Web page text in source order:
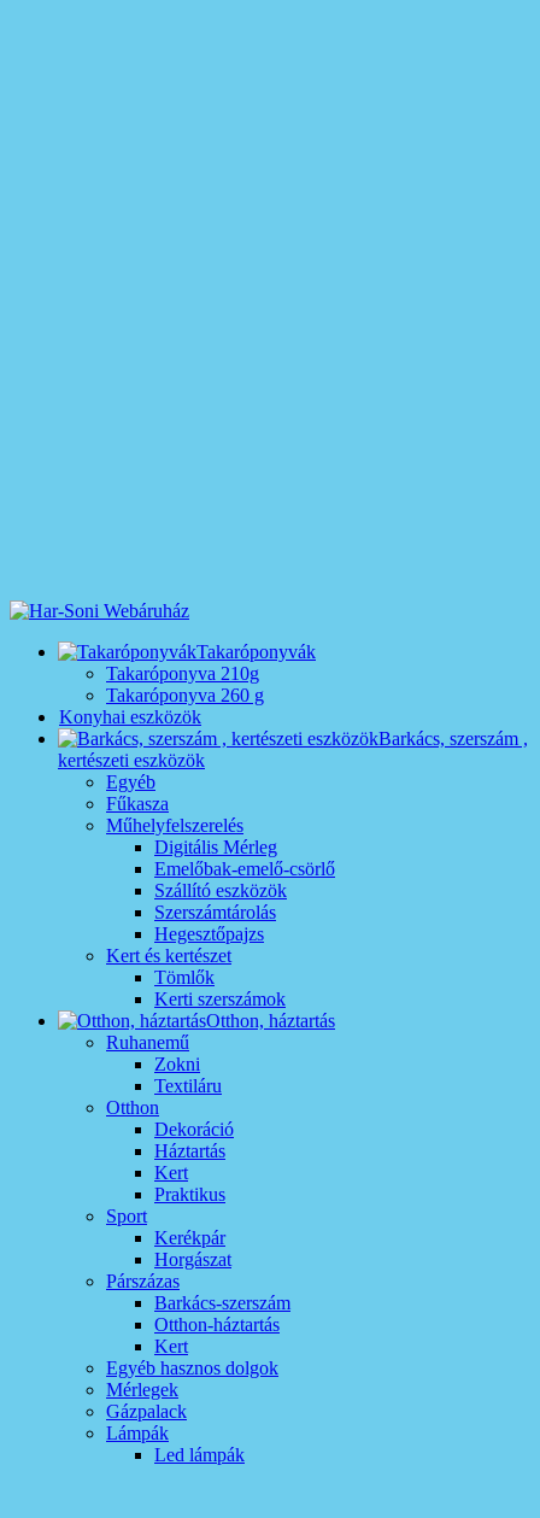
Takaróponyvák
Takaróponyva 210g
Takaróponyva 260 g
Konyhai eszközök
Barkács, szerszám ,
kertészeti eszközök
Egyéb
Fűkasza
Műhelyfelszerelés
Digitális Mérleg
Emelőbak-emelő-csörlő
Szállító eszközök
Szerszámtárolás
Hegesztőpajzs
Kert és kertészet
Tömlők
Kerti szerszámok
Otthon, háztartás
Ruhanemű
Zokni
Textiláru
Otthon
Dekoráció
Háztartás
Kert
Praktikus
Sport
Kerékpár
Horgászat
Párszázas
Barkács-szerszám
Otthon-háztartás
Kert
Egyéb hasznos dolgok
Mérlegek
Gázpalack
Lámpák
Led lámpák